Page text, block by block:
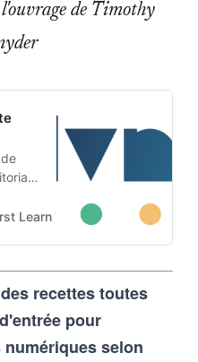
de Timothy
Learn The Rules. Then Break
recettes toutes
pour
selon